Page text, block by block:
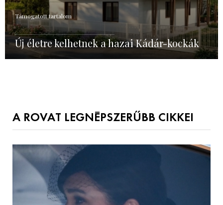
Támogatott tartalom
Új életre kelhetnek a hazai Kádár-kockák
A ROVAT LEGNÉPSZERŰBB CIKKEI